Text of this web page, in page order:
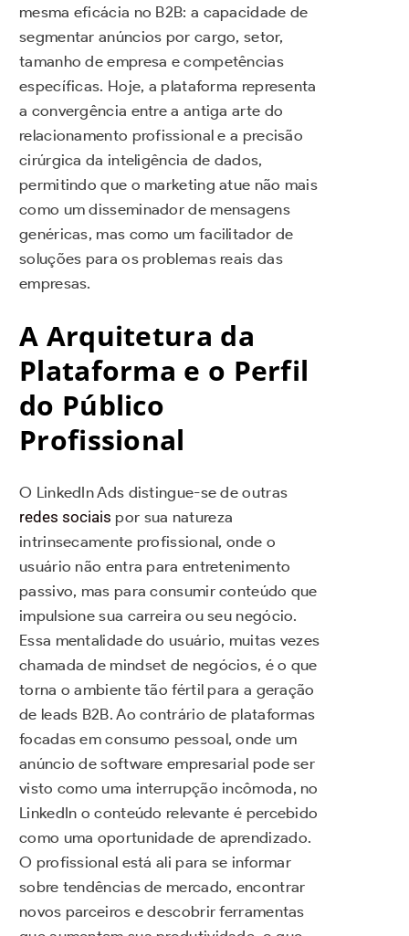
mesma eficácia no B2B: a capacidade de
segmentar anúncios por cargo, setor,
tamanho de empresa e competências
específicas. Hoje, a plataforma representa
a convergência entre a antiga arte do
relacionamento profissional e a precisão
cirúrgica da inteligência de dados,
permitindo que o marketing atue não mais
como um disseminador de mensagens
genéricas, mas como um facilitador de
soluções para os problemas reais das
empresas.
A Arquitetura da
Plataforma e o Perfil
do Público
Profissional
O LinkedIn Ads distingue-se de outras
redes sociais por sua natureza
intrinsecamente profissional, onde o
usuário não entra para entretenimento
passivo, mas para consumir conteúdo que
impulsione sua carreira ou seu negócio.
Essa mentalidade do usuário, muitas vezes
chamada de mindset de negócios, é o que
torna o ambiente tão fértil para a geração
de leads B2B. Ao contrário de plataformas
focadas em consumo pessoal, onde um
anúncio de software empresarial pode ser
visto como uma interrupção incômoda, no
LinkedIn o conteúdo relevante é percebido
como uma oportunidade de aprendizado.
O profissional está ali para se informar
sobre tendências de mercado, encontrar
novos parceiros e descobrir ferramentas